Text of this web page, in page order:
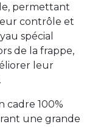
permettant
contrôle et
spécial
de la frappe,
leur
cadre 100%
une grande